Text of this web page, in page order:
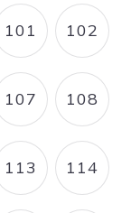
PAGE
101 PAGE
102
PAGE
107 PAGE
108
PAGE
113 PAGE
114